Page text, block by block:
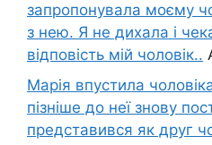
запропонувала моєму
з нею. Я не дихала і
відповість мій чоловік..
Марія впустила
пізніше до неї знову
представився як друг